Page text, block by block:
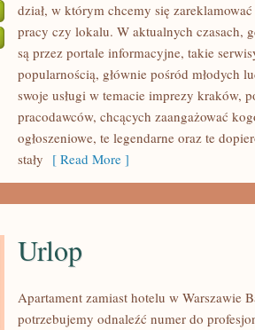
dział, w którym chcemy się
pracy czy lokalu. W aktualnych czasach,
są przez portale informacyjne, takie
popularnością, głównie pośród młodych
swoje usługi w temacie imprezy kraków,
pracodawców, chcących zaangażować
ogłoszeniowe, te legendarne oraz te
stały [ Read More ]
Urlop
Apartament zamiast hotelu w Warszawie
potrzebujemy odnaleźć numer do